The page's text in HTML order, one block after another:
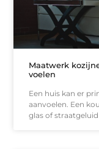
Maatwerk
voelen
Een huis kan er
aanvoelen. Een
glas of